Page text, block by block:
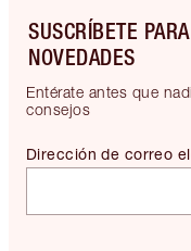
SUSCRÍBETE
NOVEDADES
Entérate antes que
consejos
Dirección de correo